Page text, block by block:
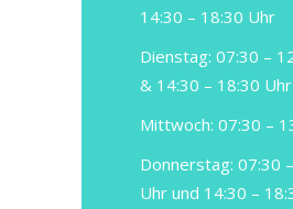
14:30 – 18:30 Uhr
Dienstag: 07:30 –
& 14:30 – 18:30 Uhr
Mittwoch: 07:30 –
Donnerstag: 07:30
Uhr und 14:30 –